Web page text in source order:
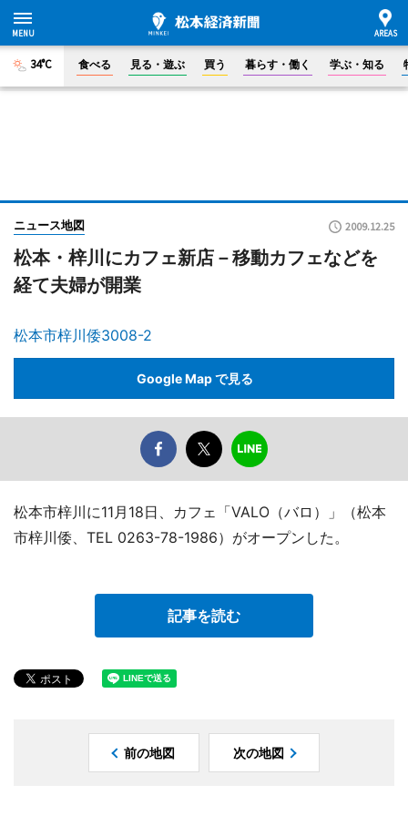
34°C 食べる 見る・遊ぶ 買う 暮らす・働く 学ぶ・知る
ニュース地図 2009.12.25
松本・梓川にカフェ新店－移動カフェなどを
経て夫婦が開業
松本市梓川倭3008-2
Google Map で見る
松本市梓川に11月18日、カフェ「VALO（バロ）」（松本
市梓川倭、TEL 0263-78-1986）がオープンした。
記事を読む
前の地図 次の地図